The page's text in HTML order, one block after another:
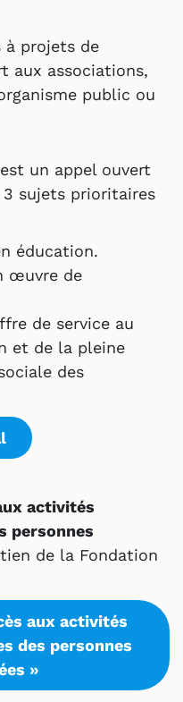
à projets de
aux associations,
public ou
un appel ouvert
sujets prioritaires
éducation.
œuvre de
de service au
et de la pleine
des
activités
personnes
de la Fondation
aux activités
des personnes
»